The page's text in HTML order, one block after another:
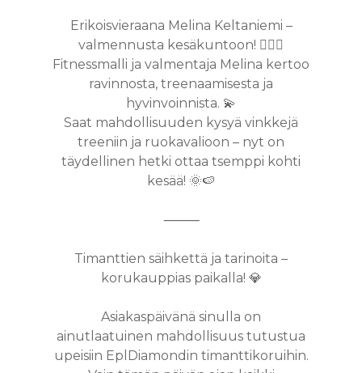
Erikoisvieraana Melina Keltaniemi –
valmennusta kesäkuntoon! 🏋️‍♀️🍓
Fitnessmalli ja valmentaja Melina kertoo
ravinnosta, treenaamisesta ja
hyvinvoinnista. 💫
Saat mahdollisuuden kysyä vinkkejä
treeniin ja ruokavalioon – nyt on
täydellinen hetki ottaa tsemppi kohti
kesää! 🌞🍉
⸻
Timanttien säihkettä ja tarinoita –
korukauppias paikalla! 💎
Asiakaspäivänä sinulla on
ainutlaatuinen mahdollisuus tutustua
upeisiin EplDiamondin timanttikoruihin.
HIERONTA